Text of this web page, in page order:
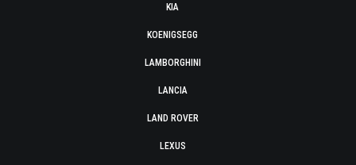
KIA
KOENIGSEGG
LAMBORGHINI
LANCIA
LAND ROVER
LEXUS